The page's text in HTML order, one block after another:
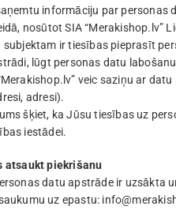
informāciju par personas
nosūtot SIA “Merakishop.lv”
subjektam ir tiesības pieprasīt
lūgt personas datu
veic saziņu ar
adresi).
šķiet, ka Jūsu tiesības uz
iestādei.
atsaukt piekrišanu
datu apstrāde ir uzsākta
uz epastu: